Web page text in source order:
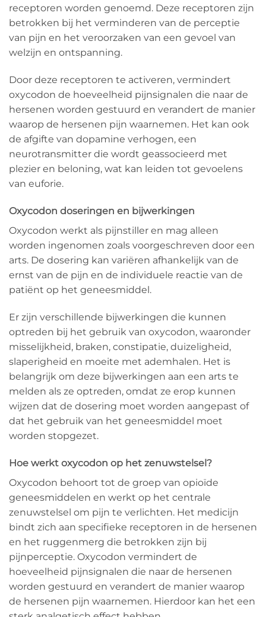
receptoren worden genoemd. Deze receptoren zijn
betrokken bij het verminderen van de perceptie
van pijn en het veroorzaken van een gevoel van
welzijn en ontspanning.
Door deze receptoren te activeren, vermindert
oxycodon de hoeveelheid pijnsignalen die naar de
hersenen worden gestuurd en verandert de manier
waarop de hersenen pijn waarnemen. Het kan ook
de afgifte van dopamine verhogen, een
neurotransmitter die wordt geassocieerd met
plezier en beloning, wat kan leiden tot gevoelens
van euforie.
Oxycodon doseringen en bijwerkingen
Oxycodon werkt als pijnstiller en mag alleen
worden ingenomen zoals voorgeschreven door een
arts. De dosering kan variëren afhankelijk van de
ernst van de pijn en de individuele reactie van de
patiënt op het geneesmiddel.
Er zijn verschillende bijwerkingen die kunnen
optreden bij het gebruik van oxycodon, waaronder
misselijkheid, braken, constipatie, duizeligheid,
slaperigheid en moeite met ademhalen. Het is
belangrijk om deze bijwerkingen aan een arts te
melden als ze optreden, omdat ze erop kunnen
wijzen dat de dosering moet worden aangepast of
dat het gebruik van het geneesmiddel moet
worden stopgezet.
Hoe werkt oxycodon op het zenuwstelsel?
Oxycodon behoort tot de groep van opioïde
geneesmiddelen en werkt op het centrale
zenuwstelsel om pijn te verlichten. Het medicijn
bindt zich aan specifieke receptoren in de hersenen
en het ruggenmerg die betrokken zijn bij
pijnperceptie. Oxycodon vermindert de
hoeveelheid pijnsignalen die naar de hersenen
worden gestuurd en verandert de manier waarop
de hersenen pijn waarnemen. Hierdoor kan het een